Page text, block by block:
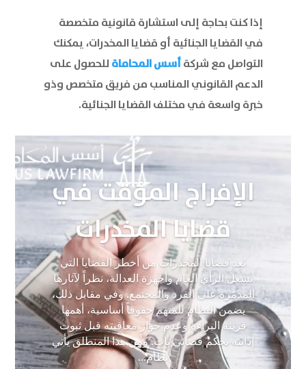
إذا كنت بحاجة إلى استشارة قانونية متخصصة
في القضايا الجنائية أو قضايا المخدرات، يمكنك
التواصل مع شركةأسس المحاماة للحصول على
الدعم القانوني المناسب من فريق متخصص وذو
خبرة واسعة في مختلف القضايا الجنائية.
الإفراج المؤقت في
قضايا المخدرات
تُعد قضايا المخدرات من أخطر القضايا التي
تشغل الرأي العام وأجهزة العدالة، نظراً لآثارها
المدمّرة على الفرد والمجتمع. وفي مقابل ذلك،
يضمن النظام للمتهم حقوقاً أساسية، أهمها
قرينة البراءة وعدم جواز معاقبته قبل ثبوت
إدانته بحكم قضائي بات. ومن هذا المنطلق يأتي
نظام...